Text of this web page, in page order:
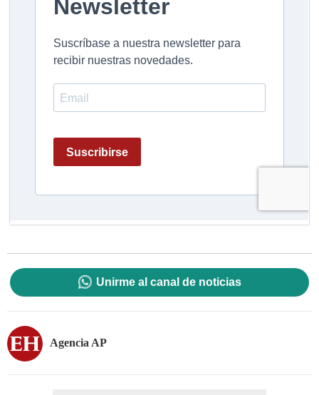
Unirme al canal de noticias
Agencia AP